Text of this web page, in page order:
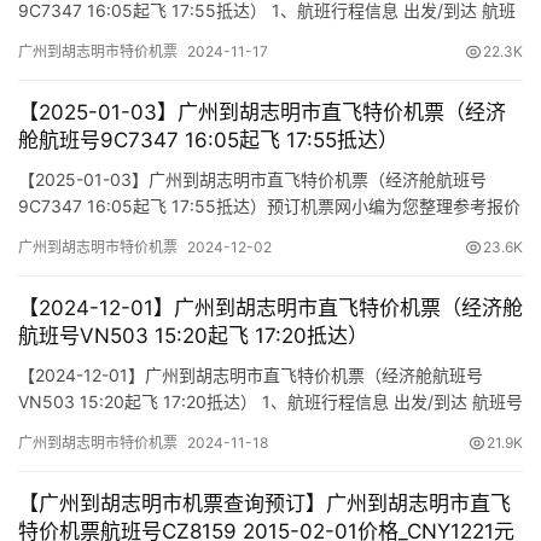
9C7347 16:05起飞 17:55抵达） 1、航班行程信息 出发/到达 航班
(Flight) (class) (Departure Time) (Arrival Time) 出发(TakeOf…
广州到胡志明市特价机票 2024-11-17 22.3K
【2025-01-03】广州到胡志明市直飞特价机票（经济
舱航班号9C7347 16:05起飞 17:55抵达）
【2025-01-03】广州到胡志明市直飞特价机票（经济舱航班号
9C7347 16:05起飞 17:55抵达）预订机票网小编为您整理参考报价
认，请尽快通知我方操作占位，相关税费需以出票当天为准）
广州到胡志明市特价机票 2024-12-02 23.6K
【2024-12-01】广州到胡志明市直飞特价机票（经济舱
航班号VN503 15:20起飞 17:20抵达）
【2024-12-01】广州到胡志明市直飞特价机票（经济舱航班号
VN503 15:20起飞 17:20抵达） 1、航班行程信息 出发/到达 航班号
(Flight) (class) (Departure Time) (Arrival Time) 出发(TakeOff…
广州到胡志明市特价机票 2024-11-18 21.9K
【广州到胡志明市机票查询预订】广州到胡志明市直飞
特价机票航班号CZ8159 2015-02-01价格_CNY1221元